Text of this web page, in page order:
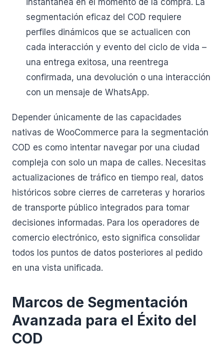
instantánea en el momento de la compra. La
segmentación eficaz del COD requiere
perfiles dinámicos que se actualicen con
cada interacción y evento del ciclo de vida –
una entrega exitosa, una reentrega
confirmada, una devolución o una interacción
con un mensaje de WhatsApp.
Depender únicamente de las capacidades
nativas de WooCommerce para la segmentación
COD es como intentar navegar por una ciudad
compleja con solo un mapa de calles. Necesitas
actualizaciones de tráfico en tiempo real, datos
históricos sobre cierres de carreteras y horarios
de transporte público integrados para tomar
decisiones informadas. Para los operadores de
comercio electrónico, esto significa consolidar
todos los puntos de datos posteriores al pedido
en una vista unificada.
Marcos de Segmentación
Avanzada para el Éxito del
COD